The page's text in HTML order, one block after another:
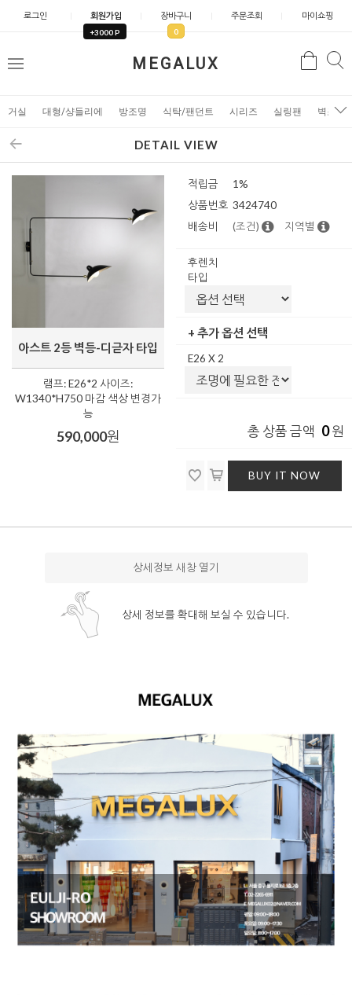
로그인 회원가입
+3000 P
장바구니
0
주문조회 마이쇼핑
MEGALUX
메
검
거실 대형/샹들리에 방조명 식탁/팬던트 시리즈 실링팬 벽조명
DETAIL VIEW
아스트 2등 벽등-디귿자 타입
램프: E26*2 사이즈:
W1340*H750 마감 색상 변경가
능
590,000원
적립금
1%
상품번호 3424740
배송비
(조건) 지역별
후렌치
타입
+ 추가 옵션 선택
E26 X 2
총 상품 금액 0원
BUY IT NOW
상세정보 새창 열기
상세 정보를 확대해 보실 수 있습니다.